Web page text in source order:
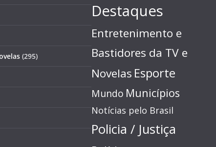
(295)
Destaques
Entretenimento e
Bastidores da TV e
Novelas Esporte
Mundo Municípios
Notícias pelo Brasil
Policia / Justiça